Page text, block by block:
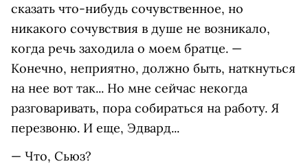
сказать что-нибудь сочувственное, но
никакого сочувствия в душе не возникало,
когда речь заходила о моем братце. —
Конечно, неприятно, должно быть, наткнуться
на нее вот так... Но мне сейчас некогда
разговаривать, пора собираться на работу. Я
перезвоню. И еще, Эдвард...
— Что, Сьюз?